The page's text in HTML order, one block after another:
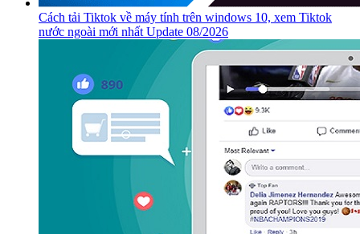
Cách tải Tiktok về máy tính trên windows 10, xem Tiktok
nước ngoài mới nhất Update 08/2026